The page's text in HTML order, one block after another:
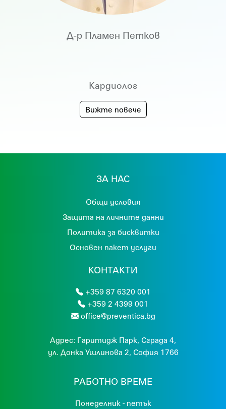
Д-р Пламен Петков
Кардиолог
Вижте повече
ЗА НАС
Общи условия
Защита на личните данни
Политика за бисквитки
Основен пакет услуги
КОНТАКТИ
+359 87 6320 001
+359 2 4399 001
office@preventica.bg
Адрес: Гaритидж Парк, Сграда 4,
ул. Донка Ушлинова 2, София 1766
РАБОТНО ВРЕМЕ
Понеделник - петък